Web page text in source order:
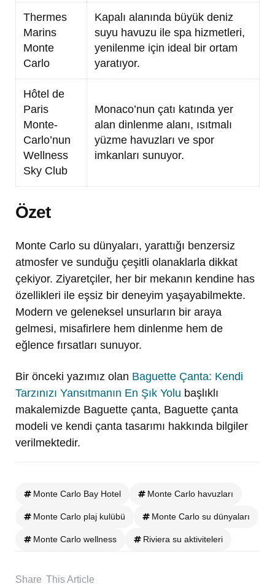
Thermes
Marins
Monte
Carlo
Kapalı alanında büyük deniz
suyu havuzu ile spa hizmetleri,
yenilenme için ideal bir ortam
yaratıyor.
Hôtel de
Paris
Monte-
Carlo’nun
Wellness
Sky Club
Monaco’nun çatı katında yer
alan dinlenme alanı, ısıtmalı
yüzme havuzları ve spor
imkanları sunuyor.
Özet
Monte Carlo su dünyaları, yarattığı benzersiz
atmosfer ve sunduğu çeşitli olanaklarla dikkat
çekiyor. Ziyaretçiler, her bir mekanın kendine has
özellikleri ile eşsiz bir deneyim yaşayabilmekte.
Modern ve geleneksel unsurların bir araya
gelmesi, misafirlere hem dinlenme hem de
eğlence fırsatları sunuyor.
Bir önceki yazımız olan Baguette Çanta: Kendi
Tarzınızı Yansıtmanın En Şık Yolu başlıklı
makalemizde Baguette çanta, Baguette çanta
modeli ve kendi çanta tasarımı hakkında bilgiler
verilmektedir.
Monte Carlo Bay Hotel Monte Carlo havuzları
Monte Carlo plaj kulübü Monte Carlo su dünyaları
Monte Carlo wellness Riviera su aktiviteleri
Share This Article